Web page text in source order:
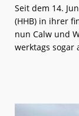
Seit dem 14.
(HHB) in ihrer
nun Calw und
werktags sogar